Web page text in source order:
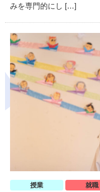
みを専門的にし […]
授業 就職